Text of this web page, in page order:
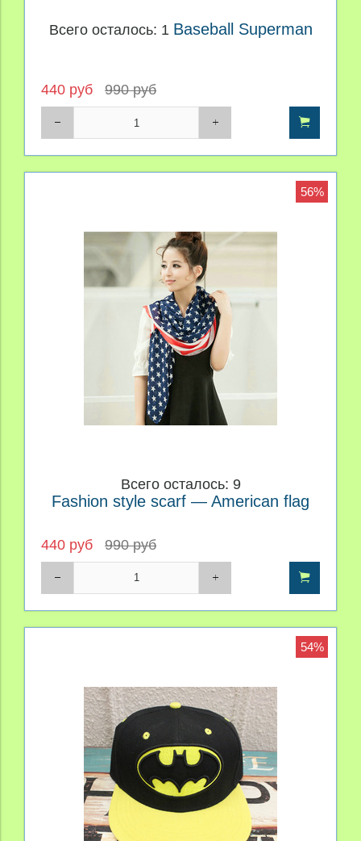
Всего осталось: 1 Baseball Superman
440 руб 990 руб
56%
Всего осталось: 9
Fashion style scarf — American flag
440 руб 990 руб
54%